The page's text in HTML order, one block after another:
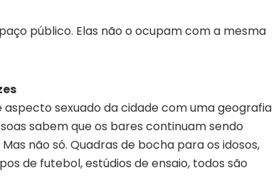
público. Elas não o ocupam com a mesma
sexuado da cidade com uma geografia
sabem que os bares continuam sendo
não só. Quadras de bocha para os idosos,
de futebol, estúdios de ensaio, todos são